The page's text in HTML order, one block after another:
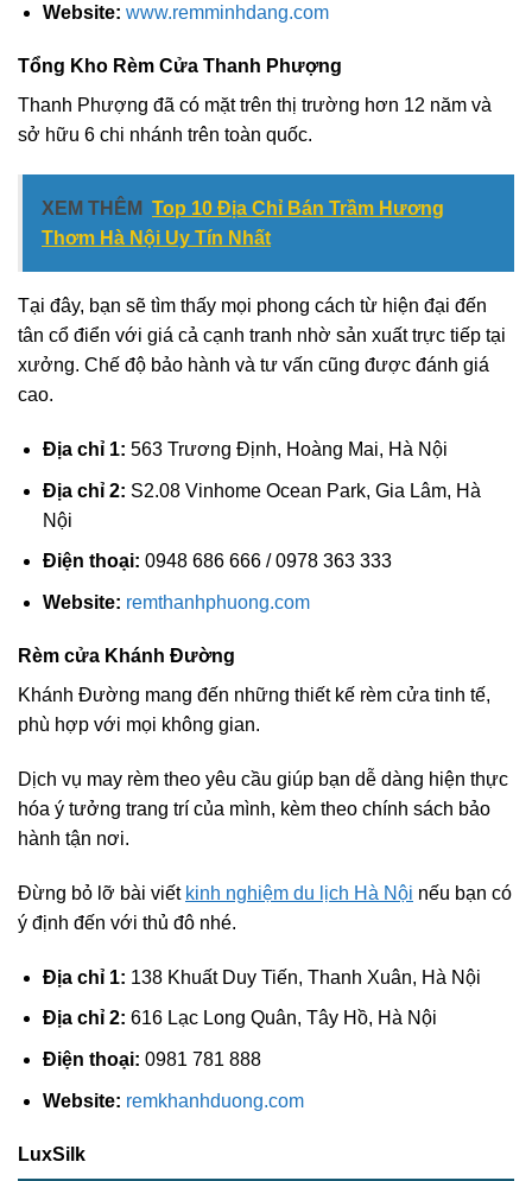
Website: www.remminhdang.com
Tổng Kho Rèm Cửa Thanh Phượng
Thanh Phượng đã có mặt trên thị trường hơn 12 năm và
sở hữu 6 chi nhánh trên toàn quốc.
XEM THÊM Top 10 Địa Chỉ Bán Trầm Hương
Thơm Hà Nội Uy Tín Nhất
Tại đây, bạn sẽ tìm thấy mọi phong cách từ hiện đại đến
tân cổ điển với giá cả cạnh tranh nhờ sản xuất trực tiếp tại
xưởng. Chế độ bảo hành và tư vấn cũng được đánh giá
cao.
Địa chỉ 1: 563 Trương Định, Hoàng Mai, Hà Nội
Địa chỉ 2: S2.08 Vinhome Ocean Park, Gia Lâm, Hà
Nội
Điện thoại: 0948 686 666 / 0978 363 333
Website: remthanhphuong.com
Rèm cửa Khánh Đường
Khánh Đường mang đến những thiết kế rèm cửa tinh tế,
phù hợp với mọi không gian.
Dịch vụ may rèm theo yêu cầu giúp bạn dễ dàng hiện thực
hóa ý tưởng trang trí của mình, kèm theo chính sách bảo
hành tận nơi.
Đừng bỏ lỡ bài viết kinh nghiệm du lịch Hà Nội nếu bạn có
ý định đến với thủ đô nhé.
Địa chỉ 1: 138 Khuất Duy Tiến, Thanh Xuân, Hà Nội
Địa chỉ 2: 616 Lạc Long Quân, Tây Hồ, Hà Nội
Điện thoại: 0981 781 888
Website: remkhanhduong.com
LuxSilk